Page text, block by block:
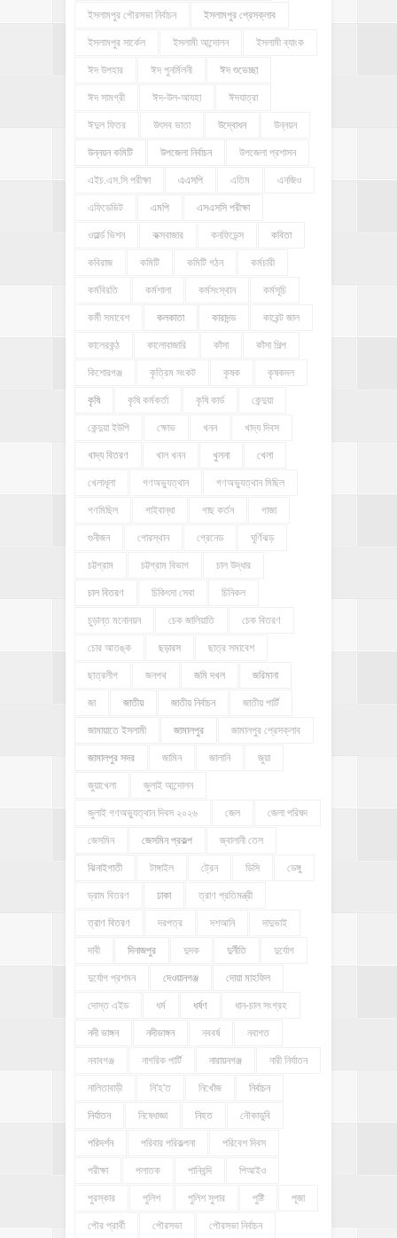
ইসলামপুর পৌরসভা নির্বাচন ইসলামপুর প্রেসক্লাব
ইসলামপুর সার্কেল ইসলামী আন্দোলন ইসলামী ব্যাংক
ঈদ উপহার ঈদ পুনর্মিলনী ঈদ শুভেচ্ছা
ঈদ সামগ্রী ঈদ-উল-আযহা ঈদযাত্রা
ঈদুল ফিতর উৎসব ভাতা উদ্বোধন উন্নয়ন
উন্নয়ন কমিটি উপজেলা নির্বাচন উপজেলা প্রশাসন
এইচ.এস.সি পরীক্ষা এএসপি এতিম এনজিও
এফিডেভিট এমপি এসএসসি পরীক্ষা
ওয়ার্ল্ড ভিশন কক্সবাজার কনফিডেন্স কবিতা
কবিরাজ কমিটি কমিটি গঠন কর্মচারী
কর্মবিরতি কর্মশালা কর্মসংস্থান কর্মসূচি
কর্মী সমাবেশ কলকাতা কারাদন্ড কারেন্ট জাল
কালেরকন্ঠ কালোবাজারি কাঁসা কাঁসা শিল্প
কিশোরগঞ্জ কৃত্রিম সংকট কৃষক কৃষকদল
কৃষি কৃষি কর্মকর্তা কৃষি কার্ড কেন্দুয়া
কেন্দুয়া ইউপি ক্ষোভ খনন খাদ্য দিবস
খাদ্য বিতরণ খাল খনন খুলনা খেলা
খেলাধূলা গণঅভ্যুত্থান গণঅভ্যুত্থান মিছিল
গণমিছিল গাইবান্ধা গাছ কর্তন গাজা
গুনীজন গোরস্থান গ্রেনেড ঘূর্ণিঝড়
চট্টগ্রাম চট্টগ্রাম বিভাগ চাল উদ্ধার
চাল বিতরণ চিকিৎসা সেবা চিনিকল
চুড়ান্ত মনোনয়ন চেক জালিয়াতি চেক বিতরণ
চোর আতঙ্ক ছড়ারস ছাত্র সমাবেশ
ছাত্রলীগ জনপথ জমি দখল জরিমানা
জা জাতীয় জাতীয় নির্বাচন জাতীয় পার্টি
জামায়াতে ইসলামী জামালপুর জামালপুর প্রেসক্লাব
জামালপুর সদর জামিন জালানি জুয়া
জুয়াখেলা জুলাই আন্দোলন
জুলাই গণঅভ্যুত্থান দিবস ২০২৬ জেল জেলা পরিষদ
জেসমিন জেসমিন প্রকল্প জ্বালানী তেল
ঝিনাইগাতী টাঙ্গাইল ট্রেন ডিসি ডেঙ্গু
ড্রাম বিতরণ ঢাকা ত্রাণ প্রতিমন্ত্রী
ত্রাণ বিতরণ দরপত্র দশআনি দাদুভাই
দাবী দিনাজপুর দুদক দুর্নীতি দুর্যোগ
দুর্যোগ প্রশমন দেওয়ানগঞ্জ দোয়া মাহফিল
দোস্ত এইড ধর্ম ধর্ষণ ধান-চাল সংগ্রহ
নদী ভাঙ্গন নদীভাঙ্গন নববর্ষ নবাগত
নবাবগঞ্জ নাগরিক পার্টি নারায়নগঞ্জ নারী নির্যাতন
নালিতাবাড়ী নি'হ'ত নিখোঁজ নির্বাচন
নির্যাতন নিষেধাজ্ঞা নিহত নৌকাডুবি
পরিদর্শন পরিবার পরিকল্পনা পরিবেশ দিবস
পরীক্ষা পলাতক পানিবন্দি পিআইও
পুরস্কার পুলিশ পুলিশ সুপার পুষ্টি পূজা
পৌর প্রার্থী পৌরসভা পৌরসভা নির্বাচন